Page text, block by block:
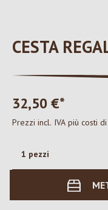
CESTA
32,50 €*
Prezzi incl. IVA più costi